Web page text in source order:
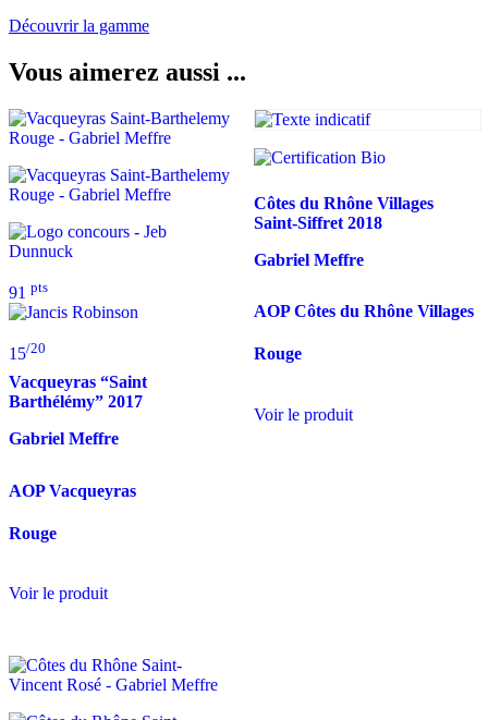
Découvrir la gamme
Vous aimerez aussi ...
91 pts
15/20
Vacqueyras “Saint
Barthélémy” 2017
Gabriel Meffre
AOP Vacqueyras
Rouge
Voir le produit
Côtes du Rhône Villages
Saint-Siffret 2018
Gabriel Meffre
AOP Côtes du Rhône Villages
Rouge
Voir le produit